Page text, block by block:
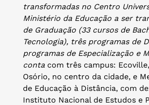
transformadas no Centro
Ministério da Educação a ser
de Graduação (33 cursos de
Tecnologia), três programas de
programas de Especialização e
conta com três campus:
Osório, no centro da cidade, e
de Educação à Distância, com
Instituto Nacional de Estudos e